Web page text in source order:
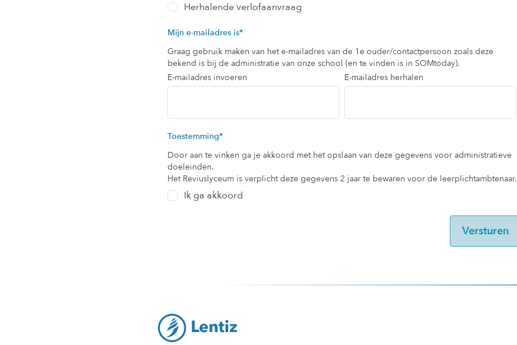
Herhalende verlofaanvraag
Mijn e-mailadres is*
Graag gebruik maken van het e-mailadres van de 1e ouder/contactpersoon zoals deze
bekend is bij de administratie van onze school (en te vinden is in SOMtoday).
E-mailadres invoeren
E-mailadres herhalen
Toestemming*
Door aan te vinken ga je akkoord met het opslaan van deze gegevens voor administratieve
doeleinden.
Het Reviuslyceum is verplicht deze gegevens 2 jaar te bewaren voor de leerplichtambtenaar.
Ik ga akkoord